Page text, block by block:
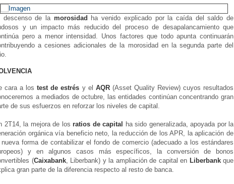
descenso de la morosidad
ha venido explicado por la caída del saldo de
y un impacto más reducido del proceso de desapalancamiento que
pero a menor intensidad. Unos factores que todo apunta continuarán
a cesiones adicionales de la morosidad en la segunda parte del
cara a los test de estrés y el AQR(Asset Quality Review) cuyos resultados
a mediados de octubre, las entidades continúan concentrando gran
de sus esfuerzos en reforzar los niveles de capital.
2T14, la mejora de los ratios de capital
ha sido generalizada, apoyada por la
orgánica vía beneficio neto, la reducción de los APR, la aplicación de
nueva forma de contabilizar el fondo de comercio (adecuado a los estándares
y en algunos casos más específicos, la conversión de bonos
(Caixabank, Liberbank) y la ampliación de capital en Liberbankque
gran parte de la diferencia respecto al resto de banca.